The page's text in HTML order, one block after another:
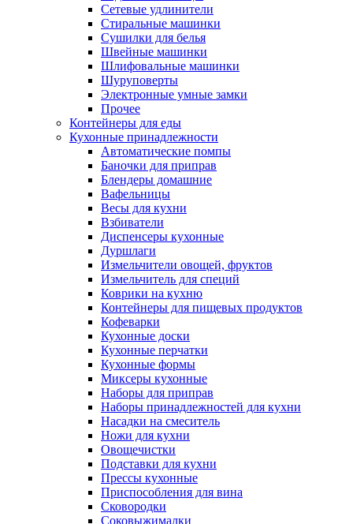
Сетевые удлинители
Стиральные машинки
Сушилки для белья
Швейные машинки
Шлифовальные машинки
Шуруповерты
Электронные умные замки
Прочее
Контейнеры для еды
Кухонные принадлежности
Автоматические помпы
Баночки для приправ
Блендеры домашние
Вафельницы
Весы для кухни
Взбиватели
Диспенсеры кухонные
Дуршлаги
Измельчители овощей, фруктов
Измельчитель для специй
Коврики на кухню
Контейнеры для пищевых продуктов
Кофеварки
Кухонные доски
Кухонные перчатки
Кухонные формы
Миксеры кухонные
Наборы для приправ
Наборы принадлежностей для кухни
Насадки на смеситель
Ножи для кухни
Овощечистки
Подставки для кухни
Прессы кухонные
Приспособления для вина
Сковородки
Соковыжималки